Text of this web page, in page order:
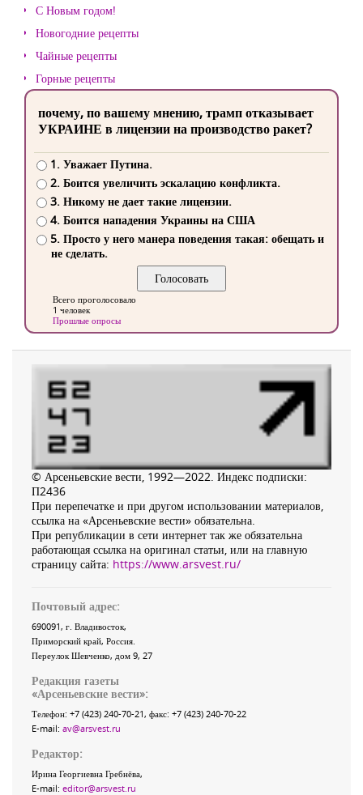
С Новым годом!
Новогодние рецепты
Чайные рецепты
Горные рецепты
почему, по вашему мнению, трамп отказывает
УКРАИНЕ в лицензии на производство ракет?
1. Уважает Путина.
2. Боится увеличить эскалацию конфликта.
3. Никому не дает такие лицензии.
4. Боится нападения Украины на США
5. Просто у него манера поведения такая: обещать и
не сделать.
Всего проголосовало
1 человек
Прошлые опросы
© Арсеньевские вести, 1992—2022. Индекс подписки:
П2436
При перепечатке и при другом использовании материалов,
ссылка на «Арсеньевские вести» обязательна.
При републикации в сети интернет так же обязательна
работающая ссылка на оригинал статьи, или на главную
страницу сайта: https://www.arsvest.ru/
Почтовый адрес:
690091, г. Владивосток,
Приморский край, Россия
Переулок Шевченко, дом 9, 27
Редакция газеты
«Арсеньевские вести»:
Телефон: +7 (423) 240-70-21, факс: +7 (423) 240-70-22
E-mail: av@arsvest.ru
Редактор:
Ирина Георгиевна Гребнёва,
E-mail: editor@arsvest.ru